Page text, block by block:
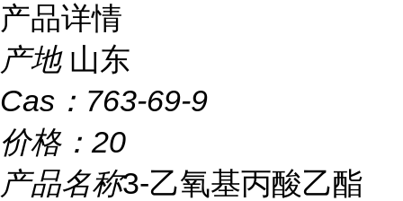
产品详情
产地 山东
Cas： 763-69-9
价格： 20
产品名称3-乙氧基丙酸乙酯